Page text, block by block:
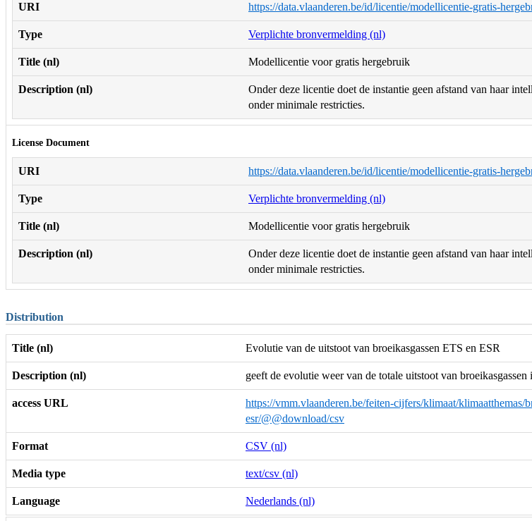
URI https://data.vlaanderen.be/id/licentie/modellicentie-gratis-
Type Verplichte bronvermelding (nl)
Title (nl) Modellicentie voor gratis hergebruik
Description (nl)
Onder deze licentie doet de instantie geen afstand van haar
onder minimale restricties.
License Document
URI https://data.vlaanderen.be/id/licentie/modellicentie-gratis-
Type Verplichte bronvermelding (nl)
Title (nl) Modellicentie voor gratis hergebruik
Description (nl)
Onder deze licentie doet de instantie geen afstand van haar
onder minimale restricties.
Distribution
Title (nl) Evolutie van de uitstoot van broeikasgassen ETS en ESR
Description (nl) geeft de evolutie weer van de totale uitstoot van
access URL
https://vmm.vlaanderen.be/feiten-cijfers/klimaat/klimaatthemas/
esr/@@download/csv
Format CSV (nl)
Media type text/csv (nl)
Language Nederlands (nl)